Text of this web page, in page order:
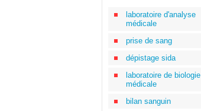
laboratoire d'analyse
médicale
prise de sang
dépistage sida
laboratoire de biologie
médicale
bilan sanguin